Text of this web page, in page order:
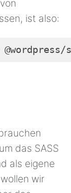
ist also:
das SASS
als eigene
wir